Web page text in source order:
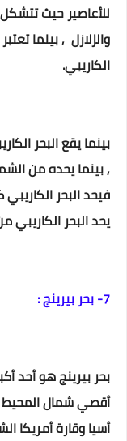
والزلازل , بينما
الكاريبي.
بينما يقع البحر
, بينما يحده من
فيحد البحر
يحد البحر الكاريبي
7- بحر بيرينج :
بحر بيرينج هو أحد
أقصي شمال المحيط
أسيا وقارة أمريكا